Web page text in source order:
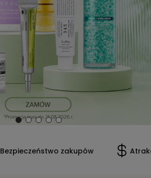
Bezpieczeństwo zakupów